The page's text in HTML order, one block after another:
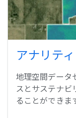
アナリテ
地理空間データ
スとサステナビ
ることができま